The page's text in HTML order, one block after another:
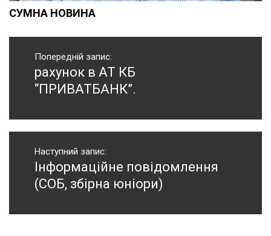
СУМНА НОВИНА
Навігація
записів
Попередній запис:
Попередній
запис:
рахунок в АТ КБ
“ПРИВАТБАНК”.
Наступний запис:
Наступний
запис:
Інформаційне повідомлення
(СОБ, збірна юніори)